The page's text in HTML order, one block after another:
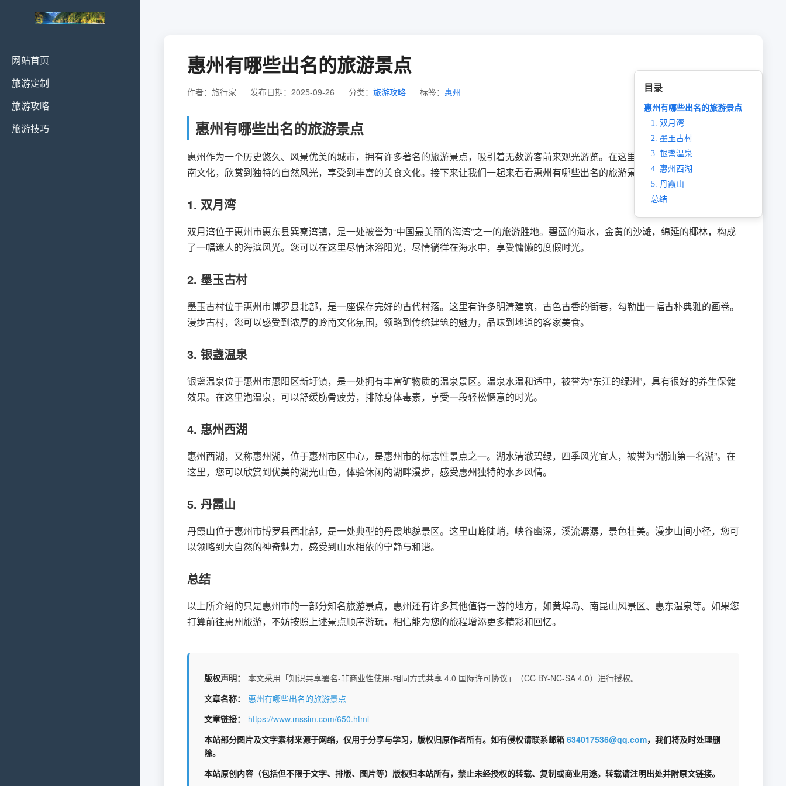
网站首页
旅游定制
旅游攻略
旅游技巧
惠州有哪些出名的旅游景点
作者：旅行家 发布日期：2025-09-26 分类： 旅游攻略 标签： 惠州
惠州有哪些出名的旅游景点
惠州作为一个历史悠久、风景优美的城市，拥有许多著名的旅游景点，吸引着无数游客前来观光游览。在这里，您可以感受到浓厚的岭
南文化，欣赏到独特的自然风光，享受到丰富的美食文化。接下来让我们一起来看看惠州有哪些出名的旅游景点吧。
1. 双月湾
双月湾位于惠州市惠东县巽寮湾镇，是一处被誉为“中国最美丽的海湾”之一的旅游胜地。碧蓝的海水，金黄的沙滩，绵延的椰林，构成
了一幅迷人的海滨风光。您可以在这里尽情沐浴阳光，尽情徜徉在海水中，享受慵懒的度假时光。
2. 墨玉古村
墨玉古村位于惠州市博罗县北部，是一座保存完好的古代村落。这里有许多明清建筑，古色古香的街巷，勾勒出一幅古朴典雅的画卷。
漫步古村，您可以感受到浓厚的岭南文化氛围，领略到传统建筑的魅力，品味到地道的客家美食。
3. 银盏温泉
银盏温泉位于惠州市惠阳区新圩镇，是一处拥有丰富矿物质的温泉景区。温泉水温和适中，被誉为“东江的绿洲”，具有很好的养生保健
效果。在这里泡温泉，可以舒缓筋骨疲劳，排除身体毒素，享受一段轻松惬意的时光。
4. 惠州西湖
惠州西湖，又称惠州湖，位于惠州市区中心，是惠州市的标志性景点之一。湖水清澈碧绿，四季风光宜人，被誉为“潮汕第一名湖”。在
这里，您可以欣赏到优美的湖光山色，体验休闲的湖畔漫步，感受惠州独特的水乡风情。
5. 丹霞山
丹霞山位于惠州市博罗县西北部，是一处典型的丹霞地貌景区。这里山峰陡峭，峡谷幽深，溪流潺潺，景色壮美。漫步山间小径，您可
以领略到大自然的神奇魅力，感受到山水相依的宁静与和谐。
总结
以上所介绍的只是惠州市的一部分知名旅游景点，惠州还有许多其他值得一游的地方，如黄埠岛、南昆山风景区、惠东温泉等。如果您
打算前往惠州旅游，不妨按照上述景点顺序游玩，相信能为您的旅程增添更多精彩和回忆。
版权声明：
本文采用「知识共享署名-非商业性使用-相同方式共享 4.0 国际许可协议」（CC BY-NC-SA 4.0）进行授权。
文章名称：
惠州有哪些出名的旅游景点
文章链接：
https://www.mssim.com/650.html
本站部分图片及文字素材来源于网络，仅用于分享与学习，版权归原作者所有。如有侵权请联系邮箱 634017536@qq.com，我们将及时处理删
除。
本站原创内容（包括但不限于文字、排版、图片等）版权归本站所有，禁止未经授权的转载、复制或商业用途。转载请注明出处并附原文链接。
目录
惠州有哪些出名的旅游景点
1. 双月湾
2. 墨玉古村
3. 银盏温泉
4. 惠州西湖
5. 丹霞山
总结